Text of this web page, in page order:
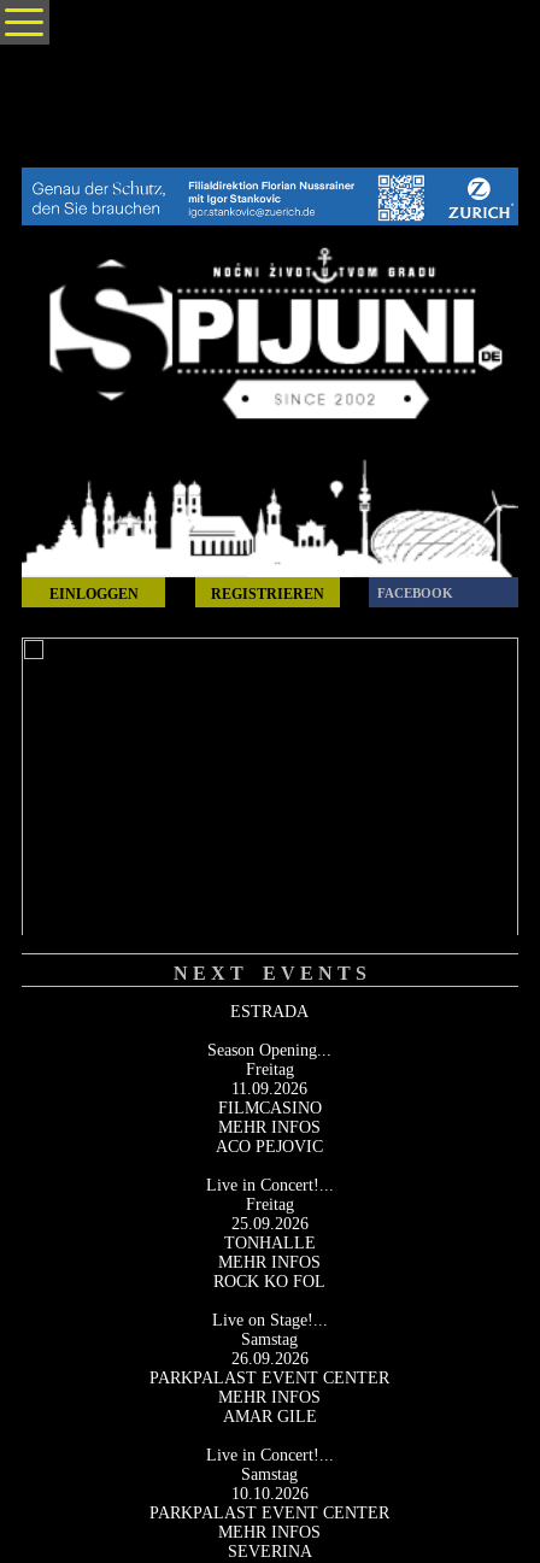
EINLOGGEN REGISTRIEREN FACEBOOK
N E X T E V E N T S
ESTRADA
Season Opening...
Freitag
11.09.2026
FILMCASINO
MEHR INFOS
ACO PEJOVIC
Live in Concert!...
Freitag
25.09.2026
TONHALLE
MEHR INFOS
ROCK KO FOL
Live on Stage!...
Samstag
26.09.2026
PARKPALAST EVENT CENTER
MEHR INFOS
AMAR GILE
Live in Concert!...
Samstag
10.10.2026
PARKPALAST EVENT CENTER
MEHR INFOS
SEVERINA